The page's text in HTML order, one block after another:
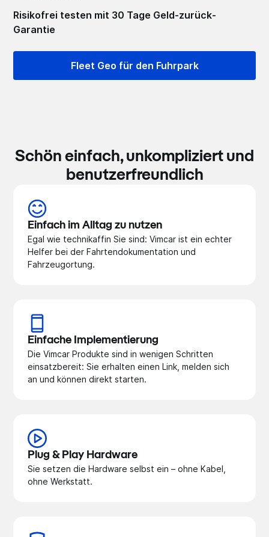
Risikofrei testen mit 30 Tage Geld-zurück-
Garantie
Fleet Geo für den Fuhrpark
Schön einfach, unkompliziert und
benutzerfreundlich
Einfach im Alltag zu nutzen
Egal wie technikaffin Sie sind: Vimcar ist ein echter
Helfer bei der Fahrtendokumentation und
Fahrzeugortung.
Einfache Implementierung
Die Vimcar Produkte sind in wenigen Schritten
einsatzbereit: Sie erhalten einen Link, melden sich
an und können direkt starten.
Plug & Play Hardware
Sie setzen die Hardware selbst ein – ohne Kabel,
ohne Werkstatt.